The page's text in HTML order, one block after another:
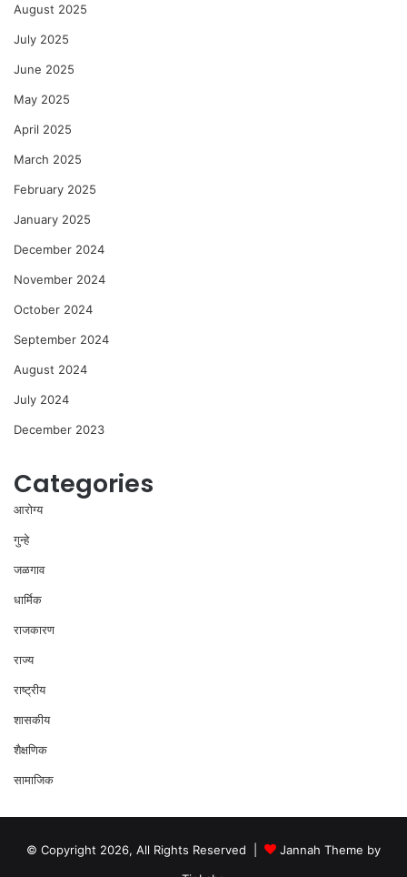
August 2025
July 2025
June 2025
May 2025
April 2025
March 2025
February 2025
January 2025
December 2024
November 2024
October 2024
September 2024
August 2024
July 2024
December 2023
Categories
आरोग्य
गुन्हे
जळगाव
धार्मिक
राजकारण
राज्य
राष्ट्रीय
शासकीय
शैक्षणिक
सामाजिक
© Copyright 2026, All Rights Reserved |
Jannah Theme by